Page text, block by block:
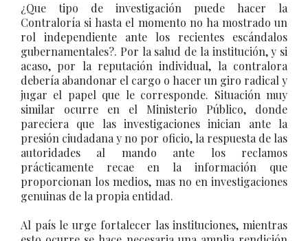
¿Que tipo de investigación puede hacer la
Contraloría si hasta el momento no ha mostrado un
rol independiente ante los recientes escándalos
gubernamentales?. Por la salud de la institución, y si
acaso, por la reputación individual, la contralora
debería abandonar el cargo o hacer un giro radical y
jugar el papel que le corresponde. Situación muy
similar ocurre en el Ministerio Público, donde
pareciera que las investigaciones inician ante la
presión ciudadana y no por oficio, la respuesta de las
autoridades al mando ante los reclamos
prácticamente recae en la información que
proporcionan los medios, mas no en investigaciones
genuinas de la propia entidad.
Al país le urge fortalecer las instituciones, mientras